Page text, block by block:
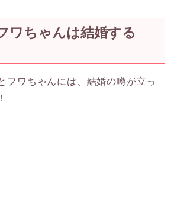
ワちゃんは結婚する
フワちゃんには、結婚の噂が立っ